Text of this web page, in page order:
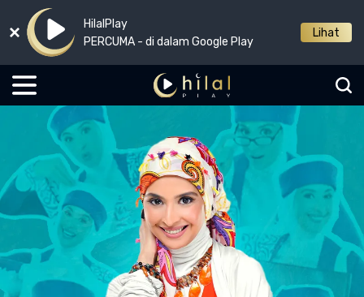
HilalPlay
PERCUMA - di dalam Google Play
Lihat